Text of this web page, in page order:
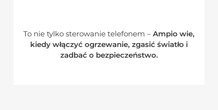
To nie tylko sterowanie telefonem – Ampio wie,
kiedy włączyć ogrzewanie, zgasić światło i
zadbać o bezpieczeństwo.